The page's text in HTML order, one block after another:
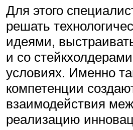
Для этого
решать
идеями,
и со
условиях. Именно
компетенции
взаимодействия
реализацию